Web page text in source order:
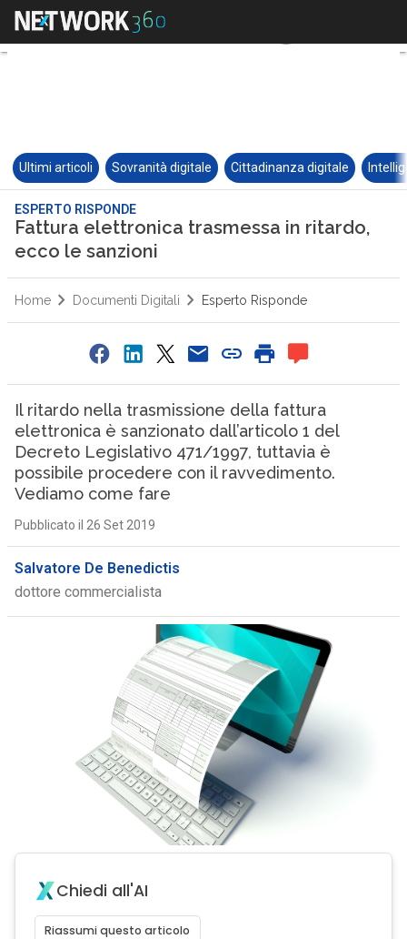
Ultimi articoli Sovranità digitale Cittadinanza digitale
ESPERTO RISPONDE
Fattura elettronica trasmessa in ritardo,
ecco le sanzioni
Home Documenti Digitali Esperto Risponde
Il ritardo nella trasmissione della fattura
elettronica è sanzionato dall’articolo 1 del
Decreto Legislativo 471/1997, tuttavia è
possibile procedere con il ravvedimento.
Vediamo come fare
Pubblicato il 26 Set 2019
Salvatore De Benedictis
dottore commercialista
Chiedi all'AI
Riassumi questo articolo